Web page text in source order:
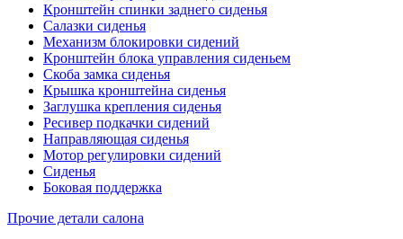
Кронштейн спинки заднего сиденья
Салазки сиденья
Механизм блокировки сидений
Кронштейн блока управления сиденьем
Скоба замка сиденья
Крышка кронштейна сиденья
Заглушка крепления сиденья
Ресивер подкачки сидений
Направляющая сиденья
Мотор регулировки сидений
Сиденья
Боковая поддержка
Прочие детали салона